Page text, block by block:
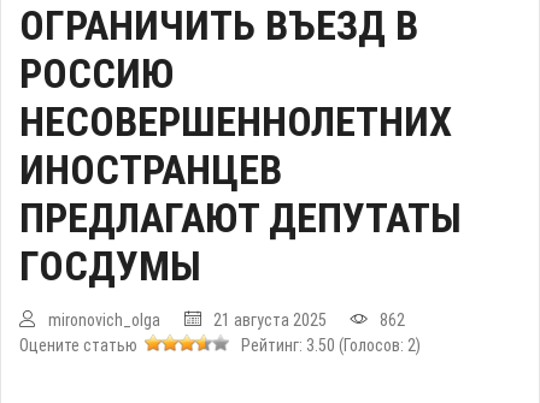
ОГРАНИЧИТЬ ВЪЕЗД В
РОССИЮ
НЕСОВЕРШЕННОЛЕТНИХ
ИНОСТРАНЦЕВ
ПРЕДЛАГАЮТ ДЕПУТАТЫ
ГОСДУМЫ
mironovich_olga 21 августа 2025
862
Оцените статью
Рейтинг: 3.50 (Голосов: 2)